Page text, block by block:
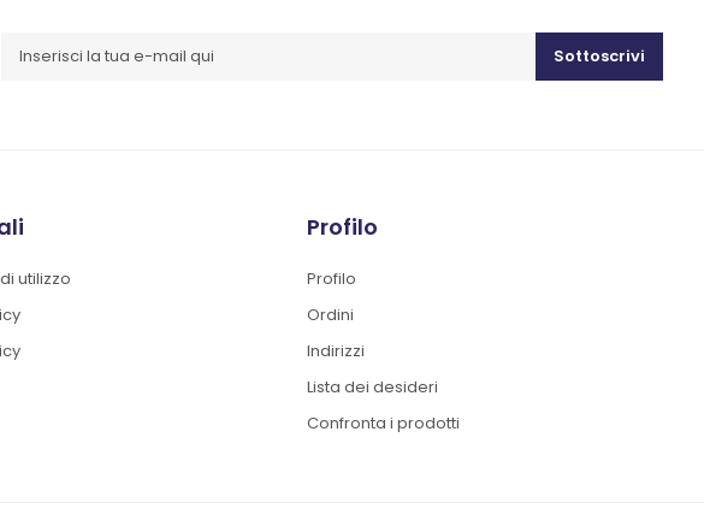
Sottoscrivi
utilizzo
Profilo
Profilo
Ordini
Indirizzi
Lista dei desideri
Confronta i prodotti